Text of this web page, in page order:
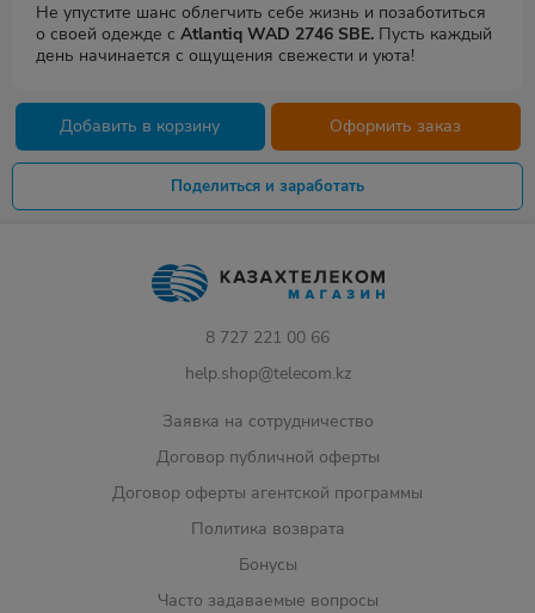
Не упустите шанс облегчить себе жизнь и позаботиться
о своей одежде с Atlantiq WAD 2746 SBE. Пусть каждый
день начинается с ощущения свежести и уюта!
Добавить в корзину Оформить заказ
Поделиться и заработать
8 727 221 00 66
help.shop@telecom.kz
Заявка на сотрудничество
Договор публичной оферты
Договор оферты агентской программы
Политика возврата
Бонусы
Часто задаваемые вопросы